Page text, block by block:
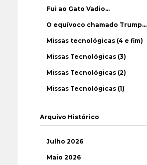
Fui ao Gato Vadio…
O equívoco chamado Trump…
Missas tecnológicas (4 e fim)
Missas Tecnológicas (3)
Missas Tecnológicas (2)
Missas Tecnológicas (1)
Arquivo Histórico
Julho 2026
Maio 2026